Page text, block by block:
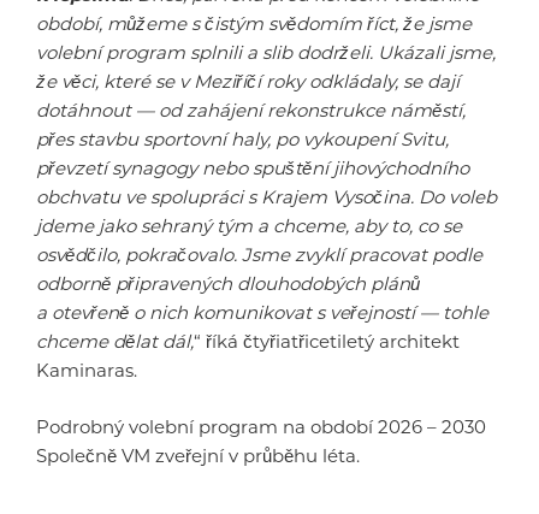
období, můžeme s čistým svědomím říct, že jsme
volební program splnili a slib dodrželi. Ukázali jsme,
že věci, které se v Meziříčí roky odkládaly, se dají
dotáhnout — od zahájení rekonstrukce náměstí,
přes stavbu sportovní haly, po vykoupení Svitu,
převzetí synagogy nebo spuštění jihovýchodního
obchvatu ve spolupráci s Krajem Vysočina. Do voleb
jdeme jako sehraný tým a chceme, aby to, co se
osvědčilo, pokračovalo. Jsme zvyklí pracovat podle
odborně připravených dlouhodobých plánů
a otevřeně o nich komunikovat s veřejností — tohle
chceme dělat dál,“ říká čtyřiatřicetiletý architekt
Kaminaras.
Podrobný volební program na období 2026 – 2030
Společně VM zveřejní v průběhu léta.